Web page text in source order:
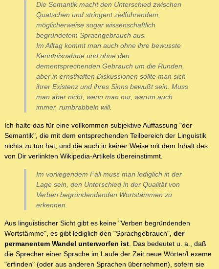
Die Semantik macht den Unterschied zwischen
Quatschen und stringent zielführendem,
möglicherweise sogar wissenschaftlich
begründetem Sprachgebrauch aus.
Im Alltag kommt man auch ohne ihre bewusste
Kenntnisnahme und ohne den
dementsprechenden Gebrauch um die Runden,
aber in ernsthaften Diskussionen sollte man sich
ihrer Existenz und ihres Sinns bewußt sein. Muss
man aber nicht, wenn man nur, warum auch
immer, rumbrabbeln will.
Ich halte das für eine vollkommen subjektive Auffassung "der
Semantik", die mit dem entsprechenden Teilbereich der Linguistik
nichts zu tun hat, und die auch in keiner Weise mit dem Inhalt des
von Dir verlinkten Wikipedia-Artikels übereinstimmt.
Im vorliegendem Fall muss man lediglich in der
Lage sein, den Unterschied in der Qualität von
Verben begründendenden Wortstämmen zu
erkennen.
Aus linguistischer Sicht gibt es keine "Verben begründenden
Wortstämme", es gibt lediglich den "Sprachgebrauch", der
permanentem Wandel unterworfen ist. Das bedeutet u. a., daß
die Sprecher einer Sprache im Laufe der Zeit neue Wörter/Lexeme
"erfinden" (oder aus anderen Sprachen übernehmen), sofern sie